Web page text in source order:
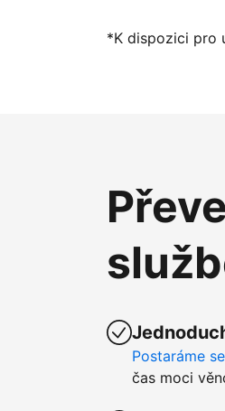
*K dispozici pro
Postaráme
čas moci